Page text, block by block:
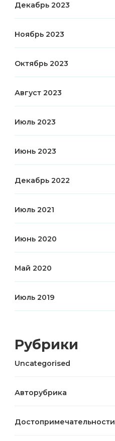
Декабрь 2023
Ноябрь 2023
Октябрь 2023
Август 2023
Июль 2023
Июнь 2023
Декабрь 2022
Июль 2021
Июнь 2020
Май 2020
Июль 2019
Рубрики
Uncategorised
Авторубрика
Достопримечательности